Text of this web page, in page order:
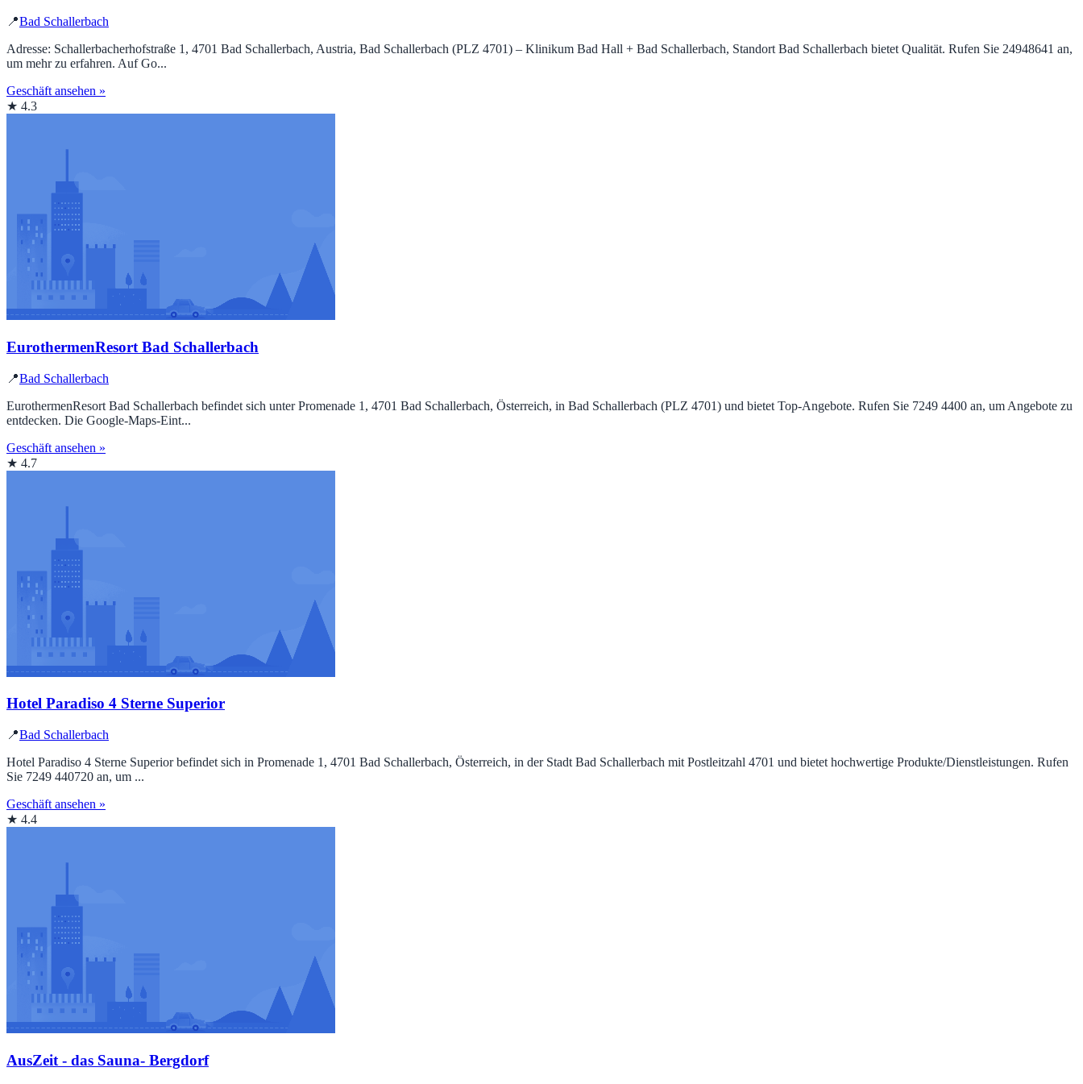
📍Bad Schallerbach
Adresse: Schallerbacherhofstraße 1, 4701 Bad Schallerbach, Austria, Bad Schallerbach (PLZ 4701) – Klinikum Bad Hall + Bad Schallerbach, Standort Bad Schallerbach bietet Qualität. Rufen Sie 24948641 an,
um mehr zu erfahren. Auf Go...
Geschäft ansehen »
★ 4.3
EurothermenResort Bad Schallerbach
📍Bad Schallerbach
EurothermenResort Bad Schallerbach befindet sich unter Promenade 1, 4701 Bad Schallerbach, Österreich, in Bad Schallerbach (PLZ 4701) und bietet Top‑Angebote. Rufen Sie 7249 4400 an, um Angebote zu
entdecken. Die Google‑Maps‑Eint...
Geschäft ansehen »
★ 4.7
Hotel Paradiso 4 Sterne Superior
📍Bad Schallerbach
Hotel Paradiso 4 Sterne Superior befindet sich in Promenade 1, 4701 Bad Schallerbach, Österreich, in der Stadt Bad Schallerbach mit Postleitzahl 4701 und bietet hochwertige Produkte/Dienstleistungen. Rufen
Sie 7249 440720 an, um ...
Geschäft ansehen »
★ 4.4
AusZeit - das Sauna- Bergdorf